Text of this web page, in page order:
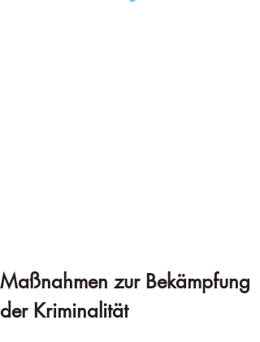
Maßnahmen zur Bekämpfung
der Kriminalität